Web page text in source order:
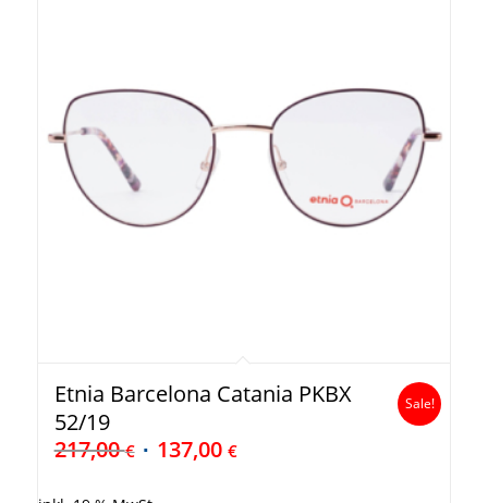
Etnia Barcelona Catania PKBX
52/19
217,00€ 137,00 €
Sale!